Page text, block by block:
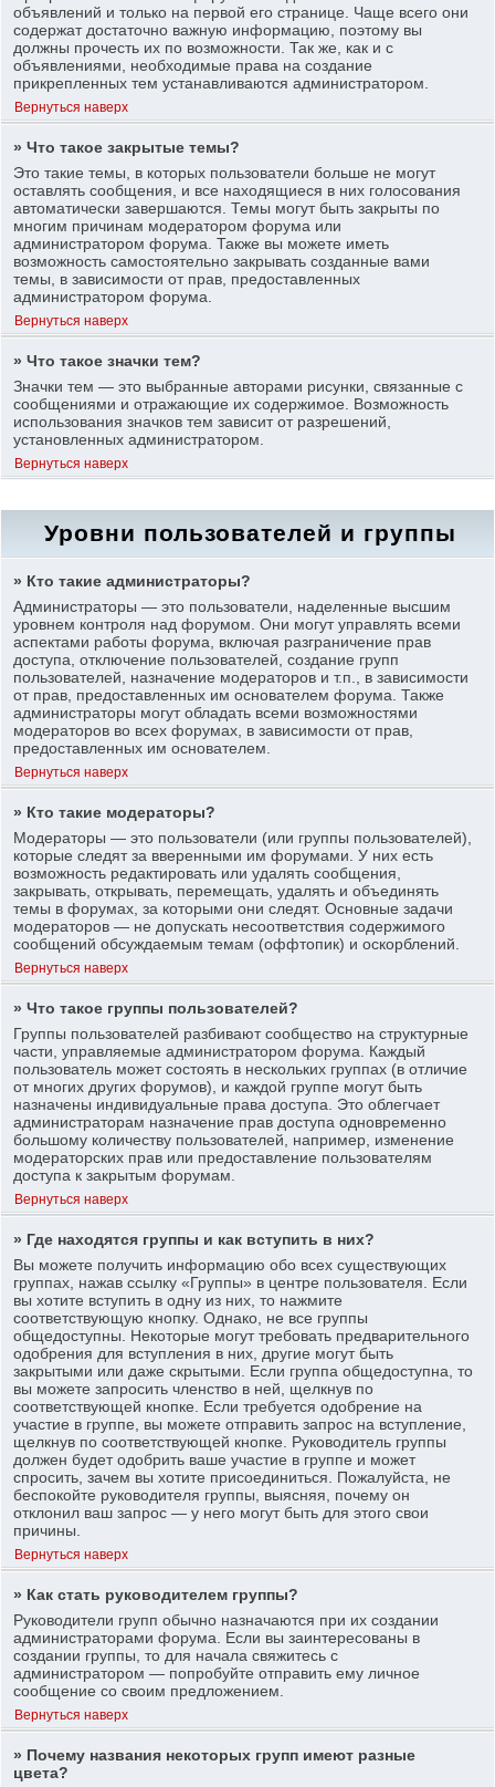
объявлений и только на первой его странице. Чаще всего они
содержат достаточно важную информацию, поэтому вы
должны прочесть их по возможности. Так же, как и с
объявлениями, необходимые права на создание
прикрепленных тем устанавливаются администратором.
Вернуться наверх
» Что такое закрытые темы?
Это такие темы, в которых пользователи больше не могут
оставлять сообщения, и все находящиеся в них голосования
автоматически завершаются. Темы могут быть закрыты по
многим причинам модератором форума или
администратором форума. Также вы можете иметь
возможность самостоятельно закрывать созданные вами
темы, в зависимости от прав, предоставленных
администратором форума.
Вернуться наверх
» Что такое значки тем?
Значки тем — это выбранные авторами рисунки, связанные с
сообщениями и отражающие их содержимое. Возможность
использования значков тем зависит от разрешений,
установленных администратором.
Вернуться наверх
Уровни пользователей и группы
» Кто такие администраторы?
Администраторы — это пользователи, наделенные высшим
уровнем контроля над форумом. Они могут управлять всеми
аспектами работы форума, включая разграничение прав
доступа, отключение пользователей, создание групп
пользователей, назначение модераторов и т.п., в зависимости
от прав, предоставленных им основателем форума. Также
администраторы могут обладать всеми возможностями
модераторов во всех форумах, в зависимости от прав,
предоставленных им основателем.
Вернуться наверх
» Кто такие модераторы?
Модераторы — это пользователи (или группы пользователей),
которые следят за вверенными им форумами. У них есть
возможность редактировать или удалять сообщения,
закрывать, открывать, перемещать, удалять и объединять
темы в форумах, за которыми они следят. Основные задачи
модераторов — не допускать несоответствия содержимого
сообщений обсуждаемым темам (оффтопик) и оскорблений.
Вернуться наверх
» Что такое группы пользователей?
Группы пользователей разбивают сообщество на структурные
части, управляемые администратором форума. Каждый
пользователь может состоять в нескольких группах (в отличие
от многих других форумов), и каждой группе могут быть
назначены индивидуальные права доступа. Это облегчает
администраторам назначение прав доступа одновременно
большому количеству пользователей, например, изменение
модераторских прав или предоставление пользователям
доступа к закрытым форумам.
Вернуться наверх
» Где находятся группы и как вступить в них?
Вы можете получить информацию обо всех существующих
группах, нажав ссылку «Группы» в центре пользователя. Если
вы хотите вступить в одну из них, то нажмите
соответствующую кнопку. Однако, не все группы
общедоступны. Некоторые могут требовать предварительного
одобрения для вступления в них, другие могут быть
закрытыми или даже скрытыми. Если группа общедоступна, то
вы можете запросить членство в ней, щелкнув по
соответствующей кнопке. Если требуется одобрение на
участие в группе, вы можете отправить запрос на вступление,
щелкнув по соответствующей кнопке. Руководитель группы
должен будет одобрить ваше участие в группе и может
спросить, зачем вы хотите присоединиться. Пожалуйста, не
беспокойте руководителя группы, выясняя, почему он
отклонил ваш запрос — у него могут быть для этого свои
причины.
Вернуться наверх
» Как стать руководителем группы?
Руководители групп обычно назначаются при их создании
администраторами форума. Если вы заинтересованы в
создании группы, то для начала свяжитесь с
администратором — попробуйте отправить ему личное
сообщение со своим предложением.
Вернуться наверх
» Почему названия некоторых групп имеют разные
цвета?